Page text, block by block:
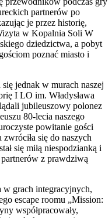
partnerów po
je przez historię,
w Kopalnia Soli W
dziedzictwa, a pobyt
poznać miasto i
jednak w murach naszej
I LO im. Władysława
jubileuszowy polonez
80-lecia naszego
powitanie gości
się do naszych
się miłą niespodzianką i
z prawdziwą
w grach integracyjnych,
escape roomu „Mission:
współpracowały,